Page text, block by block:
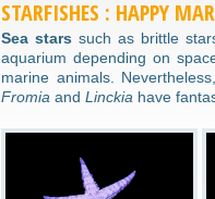
STARFISHES : HAPPY
Sea stars such as brittle
aquarium depending on
marine animals.
Fromia and Linckia have